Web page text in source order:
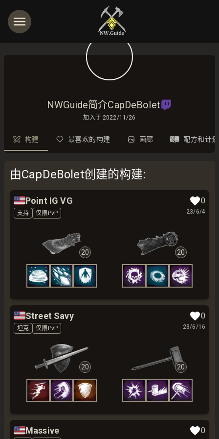
NWGuide简介CapDeBolet
加入于 2022/11/26
构建 最喜欢的构建 画廊 配方和计
由CapDeBolet创建的构建:
🇺🇸Point IG VG 0
支持 仅限PvP 23/6/4
20 20
🇺🇸Street Savy 0
坦克 仅限PvP 23/6/16
20 20
🇺🇸Massive 0